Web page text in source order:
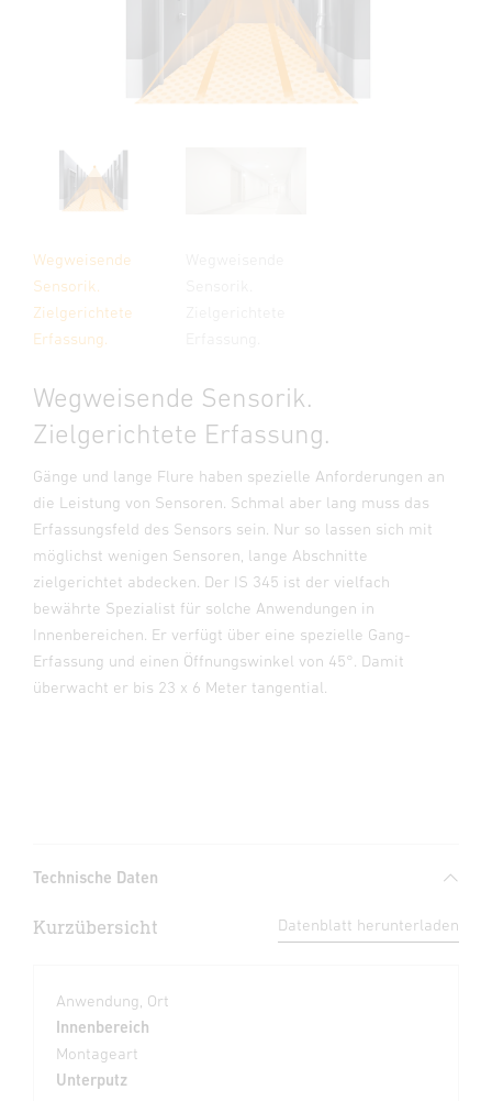
Wegweisende
Sensorik.
Zielgerichtete
Erfassung.
Wegweisende Sensorik.
Zielgerichtete Erfassung.
Gänge und lange Flure haben spezielle Anforderungen an
die Leistung von Sensoren. Schmal aber lang muss das
Erfassungsfeld des Sensors sein. Nur so lassen sich mit
möglichst wenigen Sensoren, lange Abschnitte
zielgerichtet abdecken. Der IS 345 ist der vielfach
bewährte Spezialist für solche Anwendungen in
Innenbereichen. Er verfügt über eine spezielle Gang-
Erfassung und einen Öffnungswinkel von 45°. Damit
überwacht er bis 23 x 6 Meter tangential.
Technische Daten
Kurzübersicht Datenblatt herunterladen
Anwendung, Ort
Innenbereich
Montageart
Unterputz